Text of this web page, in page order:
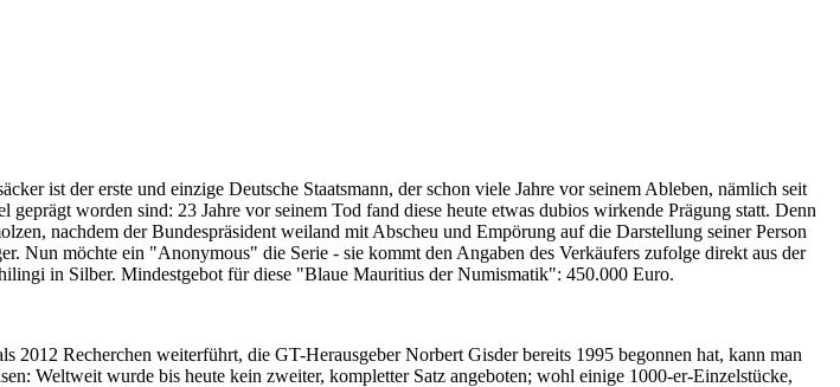
ist der erste und einzige Deutsche Staatsmann, der schon viele Jahre vor seinem Ableben, nämlich seit
worden sind: 23 Jahre vor seinem Tod fand diese heute etwas dubios wirkende Prägung statt. Denn
nachdem der Bundespräsident weiland mit Abscheu und Empörung auf die Darstellung seiner Person
Nun möchte ein "Anonymous" die Serie - sie kommt den Angaben des Verkäufers zufolge direkt aus der
in Silber. Mindestgebot für diese "Blaue Mauritius der Numismatik": 450.000 Euro.
Recherchen weiterführt, die GT-Herausgeber Norbert Gisder bereits 1995 begonnen hat, kann man
Weltweit wurde bis heute kein zweiter, kompletter Satz angeboten; wohl einige 1000-er-Einzelstücke,